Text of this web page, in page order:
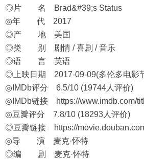
◎片 名 Brad&#39;s Status
◎年 代 2017
◎产 地 美国
◎类 别 剧情 / 喜剧 / 音乐
◎语 言 英语
◎上映日期 2017-09-09(多伦多电影
◎IMDb评分 6.5/10 (19744人评价)
◎IMDb链接
https://www.imdb.com/
◎豆瓣评分 7.8/10 (18293人评价)
◎豆瓣链接
https://
◎导 演 麦克·怀特
◎编 剧 麦克·怀特